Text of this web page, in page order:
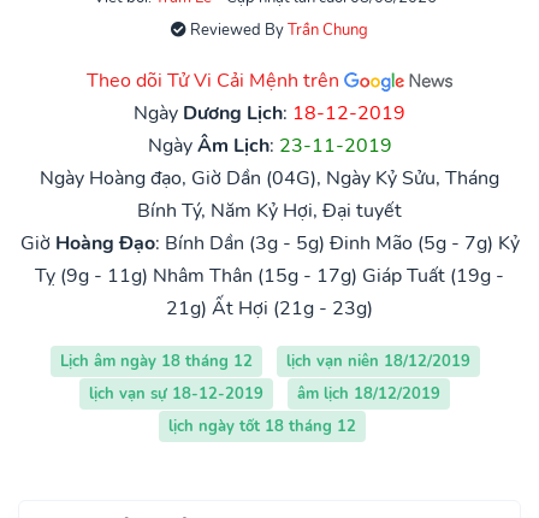
Reviewed ByTrần Chung
Theo dõi Tử Vi Cải Mệnh trên
Ngày Dương Lịch: 18-12-2019
NgàyÂm Lịch: 23-11-2019
Ngày Hoàng đạo, Giờ Dần (04G), Ngày Kỷ Sửu, Tháng
Bính Tý, Năm Kỷ Hợi, Đại tuyết
Giờ Hoàng Đạo: Bính Dần (3g - 5g) Đinh Mão (5g - 7g) Kỷ
Tỵ (9g - 11g) Nhâm Thân (15g - 17g) Giáp Tuất (19g -
21g) Ất Hợi (21g - 23g)
Lịch âm ngày 18 tháng 12
lịch vạn niên 18/12/2019
lịch vạn sự 18-12-2019
âm lịch 18/12/2019
lịch ngày tốt 18 tháng 12